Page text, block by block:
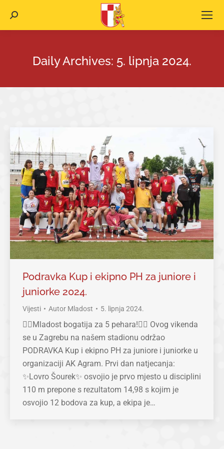
Search:
Daily Archives: 5. lipnja 2024.
Podravka Kup i ekipno PH za juniore i
juniorke 2024.
Vijesti Autor Mladost 5. lipnja 2024.
❤️‍🔥Mladost bogatija za 5 pehara!❤️‍🔥 Ovog vikenda
se u Zagrebu na našem stadionu održao
PODRAVKA Kup i ekipno PH za juniore i juniorke u
organizaciji AK Agram. Prvi dan natjecanja:
✨Lovro Šourek✨ osvojio je prvo mjesto u disciplini
110 m prepone s rezultatom 14,98 s kojim je
osvojio 12 bodova za kup, a ekipa je…